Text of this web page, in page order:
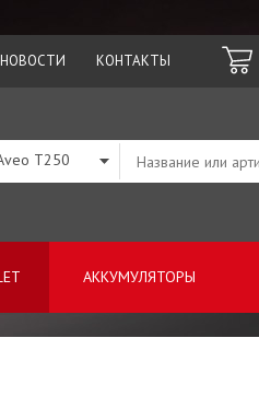
НОВОСТИ КОНТАКТЫ
АККУМУЛЯТОРЫ
T250